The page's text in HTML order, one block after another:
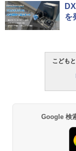
1
1
1
を
こども
Google 検